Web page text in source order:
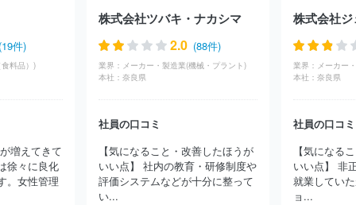
ユーシーシーコーヒープロフェッショナル株式会社
ニチモウ
株式会社
株式会社ペッパーフードサービス
株式会社河内屋ジェ
ノス
株式会社フィラディス
ツハシ
株式会社日京クリエイト
株式会社ニチレイフレッシュ
会社ドトールコーヒー
株式会社ヤマタネ
ＪＡ全農ミートフーズ
会社
ひかり味噌株式会社 株式会社モリタ屋
株式会社ラクト・
ジャパン
株式会社ニッスイ ほか(2908件)
件)
料品）)
増えてきて
徐々に良化
。女性管理
株式会社ツバキ・ナカシマ
2.0 (88件)
業界： メーカー・製造業(機械・プラント)
本社： 奈良県
社員の口コミ
【気になること・改善したほうが
いい点】 社内の教育・研修制度や
評価システムなどが十分に整って
い...
業界：
本社： 奈良県
社員の口コミ
【気になる
いい点】 非
就業してい
ョ...